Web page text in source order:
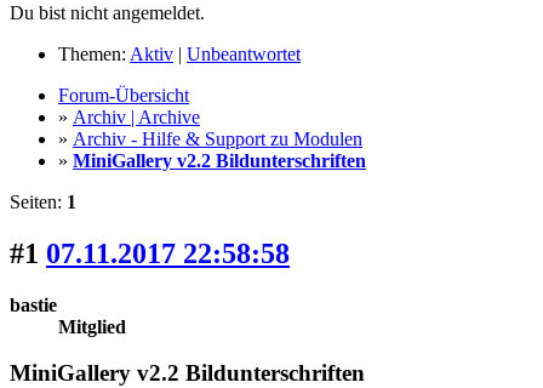
Du bist nicht angemeldet.
Themen: Aktiv | Unbeantwortet
Forum-Übersicht
» Archiv | Archive
» Archiv - Hilfe & Support zu Modulen
» MiniGallery v2.2 Bildunterschriften
Seiten: 1
#1 07.11.2017 22:58:58
bastie
Mitglied
MiniGallery v2.2 Bildunterschriften